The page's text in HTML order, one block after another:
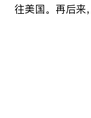
往美国。再后来